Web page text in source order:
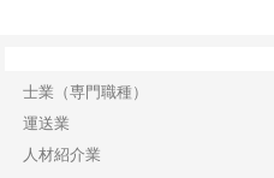
士業（専門職種）
運送業
人材紹介業